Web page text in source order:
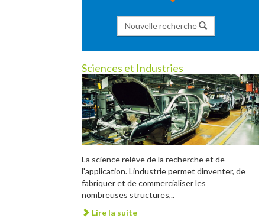
Nouvelle recherche
Sciences et Industries
La science relève de la recherche et de
l'application. Lindustrie permet dinventer, de
fabriquer et de commercialiser les
nombreuses structures,..
Lire la suite